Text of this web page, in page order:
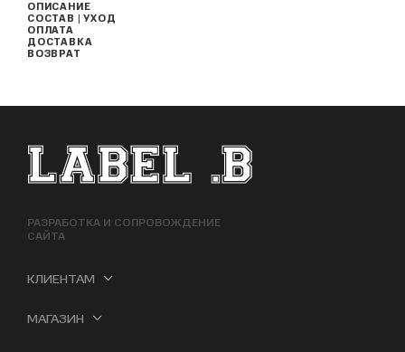
ОПИСАНИЕ
СОСТАВ | УХОД
ОПЛАТА
ДОСТАВКА
ВОЗВРАТ
ФУТЕР САЙТА
РАЗРАБОТКА И СОПРОВОЖДЕНИЕ
САЙТА
КЛИЕНТАМ
МАГАЗИН